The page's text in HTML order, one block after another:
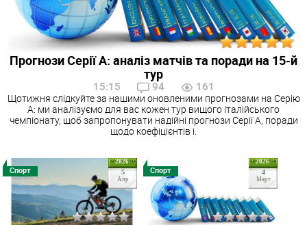
Прогнози Серії А: аналіз матчів та поради на 15-й
тур
15:15 94 161
Щотижня слідкуйте за нашими оновленими прогнозами на Серію
А: ми аналізуємо для вас кожен тур вищого італійського
чемпіонату, щоб запропонувати надійні прогнози Серії А, поради
щодо коефіцієнтів і.
2026
5
Апр
Спорт
2026
4
Март
Спорт